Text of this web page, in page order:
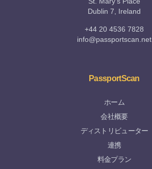
Dublin 7, Ireland
+44 20 4536 7828
info@passportscan.net
PassportScan
ホーム
会社概要
ディストリビューター
連携
料金プラン